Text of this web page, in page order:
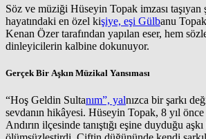
Söz ve müziği Hüseyin Topak imzası taşıyan
hayatındaki en özel kişiye, eşi Gülbanu
Kenan Özer tarafından yapılan eser, hem
dinleyicilerin kalbine dokunuyor.
Gerçek Bir Aşkın Müzikal Yansıması
“Hoş Geldin Sultanım”, yalnızca bir şarkı
sevdanın hikâyesi. Hüseyin Topak, 8 yıl önce
Andırın ilçesinde tanıştığı eşine duyduğu